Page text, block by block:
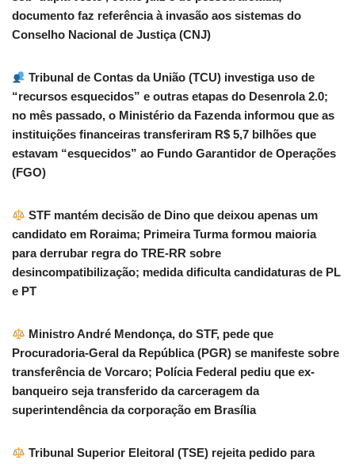
documento faz referência à invasão aos sistemas do
Conselho Nacional de Justiça (CNJ)
Tribunal de Contas da União (TCU) investiga uso de
“recursos esquecidos” e outras etapas do Desenrola 2.0;
no mês passado, o Ministério da Fazenda informou que as
instituições financeiras transferiram R$ 5,7 bilhões que
estavam “esquecidos” ao Fundo Garantidor de Operações
(FGO)
STF mantém decisão de Dino que deixou apenas um
candidato em Roraima; Primeira Turma formou maioria
para derrubar regra do TRE-RR sobre
desincompatibilização; medida dificulta candidaturas de PL
e PT
Ministro André Mendonça, do STF, pede que
Procuradoria-Geral da República (PGR) se manifeste sobre
transferência de Vorcaro; Polícia Federal pediu que ex-
banqueiro seja transferido da carceragem da
superintendência da corporação em Brasília
Tribunal Superior Eleitoral (TSE) rejeita pedido para